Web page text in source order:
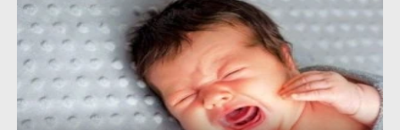
سپاه: دو نفتکش متخلف مورد اصابت قرار گرفته و
متوقف شدند
۱۲:۵۹
ترامپ مدعی توافق تاریخی برای خلع سلاح کامل
حماس شد
۸:۵۷
اعتراض عراقچی به همتای بلغارستانی به دلیل کمک
به آمریکا در حملات به ایران
۱۶:۱۹
کشورهایی که به متجاوزان کمک می کنند پاسخ
۱۰:۱۵